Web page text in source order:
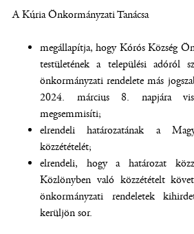
A Kúria Önkormányzati Tanácsa
megállapítja, hogy Kórós Község
testületének a települési adóról
önkormányzati rendelete más
2024. március 8. napjára
megsemmisíti;
elrendeli határozatának a
közzétételét;
elrendeli, hogy a határozat
Közlönyben való közzétételt
önkormányzati rendeletek
kerüljön sor.